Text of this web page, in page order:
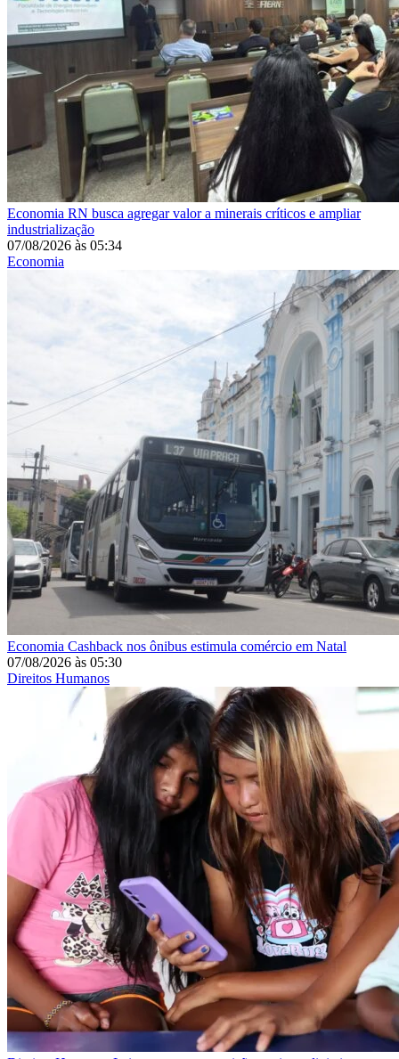
Economia RN busca agregar valor a minerais críticos e ampliar
industrialização
07/08/2026 às 05:34
Economia
Economia Cashback nos ônibus estimula comércio em Natal
07/08/2026 às 05:30
Direitos Humanos